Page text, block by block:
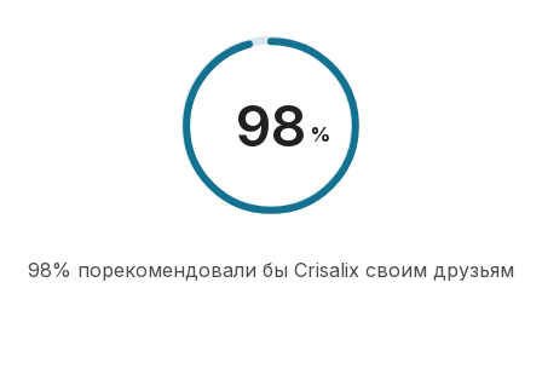
98 %
98% порекомендовали бы Сrisalix cвоим друзьям